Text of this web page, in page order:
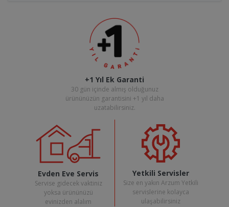
+1 Yıl Ek Garanti
30 gün içinde almış olduğunuz
ürününüzün garantisini +1 yıl daha
uzatabilirsiniz.
Evden Eve Servis
Servise gidecek vaktiniz
yoksa ürününüzü
evinizden alalım
Yetkili Servisler
Size en yakın Arzum Yetkili
servislerine kolayca
ulaşabilirsiniz